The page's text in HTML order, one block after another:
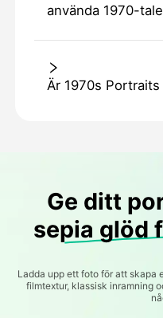
använda 1970-
Är 1970s
Ge ditt
sepia glöd
Ladda upp ett foto för att skapa
filmtextur, klassisk inramning